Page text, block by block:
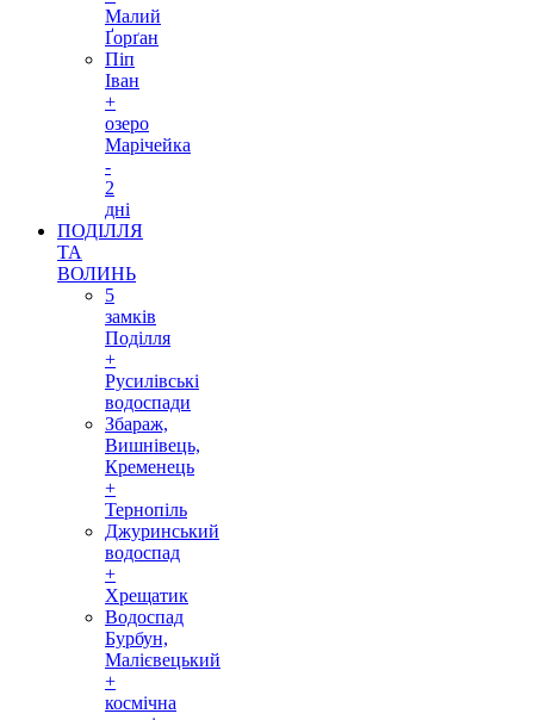
Малий
Ґорґан
Піп
Іван
+
озеро
Марічейка
-
2
дні
ПОДІЛЛЯ
ТА
ВОЛИНЬ
5
замків
Поділля
+
Русилівські
водоспади
Збараж,
Вишнівець,
Кременець
+
Тернопіль
Джуринський
водоспад
+
Хрещатик
Водоспад
Бурбун,
Малієвецький
+
космічна